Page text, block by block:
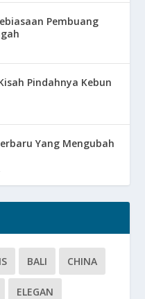
Pembuang
Pindahnya Kebun
Yang Mengubah
BALI CHINA
ELEGAN